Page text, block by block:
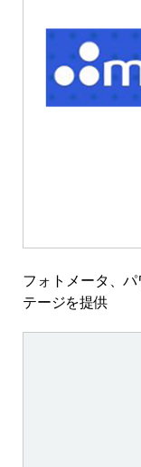
フォトメータ、
テージを提供